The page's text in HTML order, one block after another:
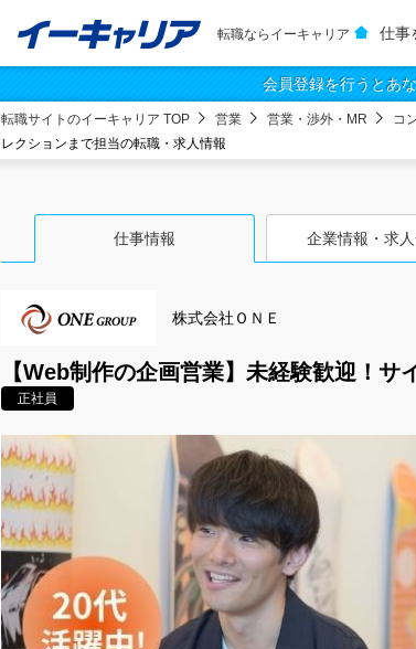
転職ならイーキャリア 仕事
会員登録を行うとあ
転職サイトのイーキャリア TOP 営業 営業・渉外・MR コ
レクションまで担当の転職・求人情報
仕事情報 企業情報・求
株式会社ＯＮＥ
【Web制作の企画営業】未経験歓迎！
正社員